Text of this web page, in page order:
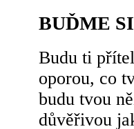
BUĎME
Budu ti
oporou, co
budu tvou
důvěřivou